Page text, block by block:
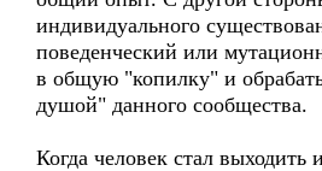
индивидуального
поведенческий или
в общую "копилку" и
душой" данного сообщества.
Когда человек стал выходить